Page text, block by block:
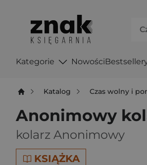
Kategorie Nowości
Katalog Czas wolny i
Anonimowy
kolarz Anonimowy
KSIĄŻKA